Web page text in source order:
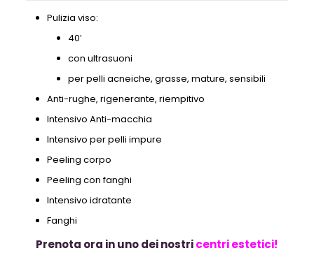
Pulizia viso:
40′
con ultrasuoni
per pelli acneiche, grasse, mature, sensibili
Anti-rughe, rigenerante, riempitivo
Intensivo Anti-macchia
Intensivo per pelli impure
Peeling corpo
Peeling con fanghi
Intensivo idratante
Fanghi
Prenota ora in uno dei nostricentri estetici!